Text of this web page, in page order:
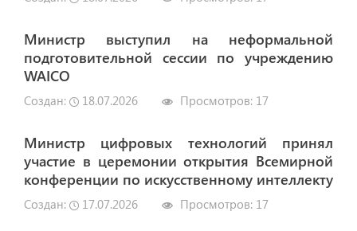
Министр выступил на неформальной
подготовительной сессии по учреждению
WAICO
Создан: 18.07.2026 Просмотров: 17
Министр цифровых технологий принял
участие в церемонии открытия Всемирной
конференции по искусственному интеллекту
Создан: 17.07.2026 Просмотров: 17